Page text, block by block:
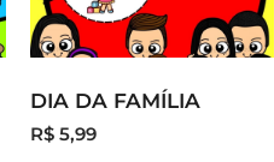
DIA DA FAMÍLIA
R$5,99